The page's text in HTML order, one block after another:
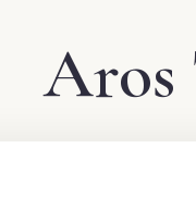
Aros